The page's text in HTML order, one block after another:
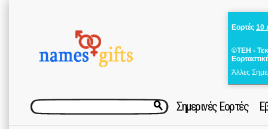
Εορτές 10
©ΤΕΗ -
Άλλες
Σημερινές Εορτές